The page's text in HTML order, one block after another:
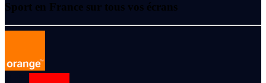
Sport en France sur tous vos écrans